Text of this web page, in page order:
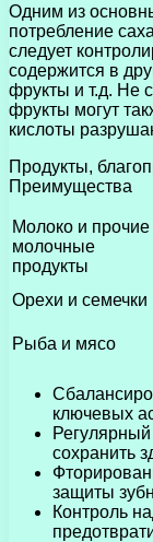
Одним из
потребление
следует
содержится в
фрукты и т.д. Не
фрукты могут
кислоты
Продукты,
Преимущества
Молоко и прочие
молочные
продукты
Орехи и семечки
Рыба и мясо
ключевых
сохранить
защиты
Контроль